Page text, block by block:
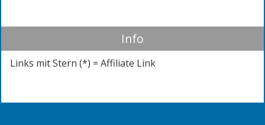
Info
Links mit Stern (*) = Affiliate Link